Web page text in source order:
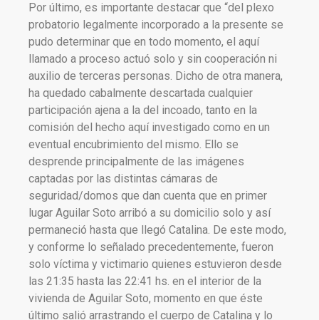
Por último, es importante destacar que “del plexo
probatorio legalmente incorporado a la presente se
pudo determinar que en todo momento, el aquí
llamado a proceso actuó solo y sin cooperación ni
auxilio de terceras personas. Dicho de otra manera,
ha quedado cabalmente descartada cualquier
participación ajena a la del incoado, tanto en la
comisión del hecho aquí investigado como en un
eventual encubrimiento del mismo. Ello se
desprende principalmente de las imágenes
captadas por las distintas cámaras de
seguridad/domos que dan cuenta que en primer
lugar Aguilar Soto arribó a su domicilio solo y así
permaneció hasta que llegó Catalina. De este modo,
y conforme lo señalado precedentemente, fueron
solo víctima y victimario quienes estuvieron desde
las 21:35 hasta las 22:41 hs. en el interior de la
vivienda de Aguilar Soto, momento en que éste
último salió arrastrando el cuerpo de Catalina y lo